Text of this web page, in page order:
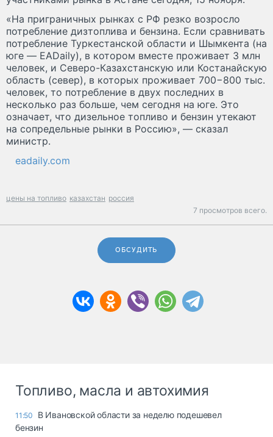
«На приграничных рынках с РФ резко возросло
потребление дизтоплива и бензина. Если сравнивать
потребление Туркестанской области и Шымкента (на
юге — EADaily), в котором вместе проживает 3 млн
человек, и Северо-Казахстанскую или Костанайскую
область (север), в которых проживает 700−800 тыс.
человек, то потребление в двух последних в
несколько раз больше, чем сегодня на юге. Это
означает, что дизельное топливо и бензин утекают
на сопредельные рынки в Россию», — сказал
министр.
eadaily.com
цены на топливо казахстан россия
7 просмотров всего.
ОБСУДИТЬ
Топливо, масла и автохимия
11:50
В Ивановской области за неделю подешевел
бензин